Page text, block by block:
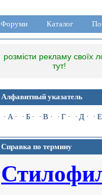
Форуми Каталог
розмісти рекламу своїх
тут!
Алфавитный указатель
· А · · Б · · В · · Г · · Д · ·
Справка по термину